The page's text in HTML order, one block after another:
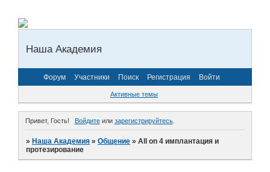
Наша Академия
Форум Участники Поиск Регистрация Войти
Активные темы
Привет, Гость! Войдитеили зарегистрируйтесь.
»Наша Академия »Общение »Аll on 4 имплантация и
протезирование